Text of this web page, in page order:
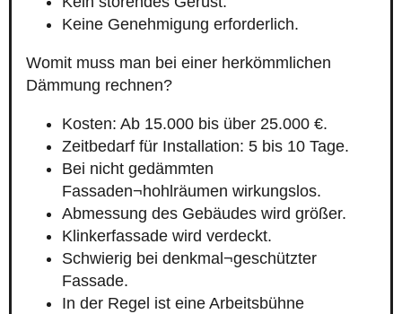
Keine Genehmigung erforderlich.
Womit muss man bei einer herkömmlichen
Dämmung rechnen?
Kosten: Ab 15.000 bis über 25.000 €.
Zeitbedarf für Installation: 5 bis 10 Tage.
Bei nicht gedämmten
Fassaden¬hohlräumen wirkungslos.
Abmessung des Gebäudes wird größer.
Klinkerfassade wird verdeckt.
Schwierig bei denkmal¬geschützter
Fassade.
In der Regel ist eine Arbeitsbühne